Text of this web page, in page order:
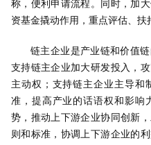
称，便利申请流程。同时，加
资基金撬动作用，重点评估、扶
链主企业是产业链和价值
支持链主企业加大研发投入，
主动权；支持链主企业主导和
准，提高产业的话语权和影响
势，推动上下游企业协同创新
则和标准，协调上下游企业的